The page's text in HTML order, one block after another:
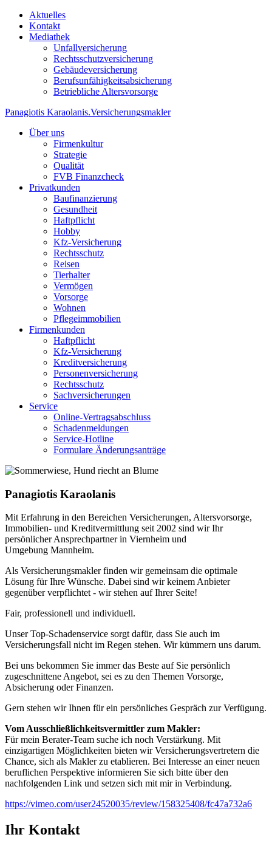
Aktuelles
Kontakt
Mediathek
Unfallversicherung
Rechtsschutzversicherung
Gebäudeversicherung
Berufsunfähigkeitsabsicherung
Betriebliche Altersvorsorge
Panagiotis Karaolanis.Versicherungsmakler
Über uns
Firmenkultur
Strategie
Qualität
FVB Finanzcheck
Privatkunden
Baufinanzierung
Gesundheit
Haftpflicht
Hobby
Kfz-Versicherung
Rechtsschutz
Reisen
Tierhalter
Vermögen
Vorsorge
Wohnen
Pflegeimmobilien
Firmenkunden
Haftpflicht
Kfz-Versicherung
Kreditversicherung
Personenversicherung
Rechtsschutz
Sachversicherungen
Service
Online-Vertragsabschluss
Schadenmeldungen
Service-Hotline
Formulare Änderungsanträge
Panagiotis Karaolanis
Mit Erfahrung in den Bereichen Versicherungen, Altersvorsorge,
Immobilien- und Kreditvermittlung seit 2002 sind wir Ihr
persönlicher Ansprechpartner in Viernheim und
Umgebung Mannheim.
Als Versicherungsmakler finden wir gemeinsam die optimale
Lösung für Ihre Wünsche. Dabei sind wir keinem Anbieter
gegenüber verpflichtet - wir stehen auf Ihrer Seite!
Fair, professionell und individuell.
Unser Top-Schadenservice sorgt dafür, dass Sie auch im
Versicherungsfall nicht im Regen stehen. Wir kümmern uns darum.
Bei uns bekommen Sie immer das Beste auf Sie persönlich
zugeschnittene Angebot, sei es zu den Themen Vorsorge,
Absicherung oder Finanzen.
Gern stehen wir Ihnen für ein persönliches Gespräch zur Verfügung.
Vom Ausschließlichkeitsvermittler zum Makler:
Für mein Berater-Team suche ich noch Verstärkung. Mit
einzigartigen Möglichkeiten bieten wir Versicherungsvertretern die
Chance, sich als Makler zu etablieren. Bei Interesse an einer neuen
beruflichen Perspektive informieren Sie sich bitte über den
nachfolgenden Link und setzen sich mit mir in Verbindung.
https://vimeo.com/user24520035/review/158325408/fc47a732a6
Ihr Kontakt